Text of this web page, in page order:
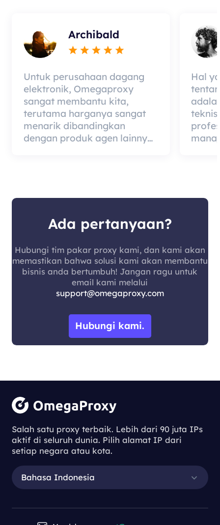
Archibald
Untuk perusahaan dagang
elektronik, Omegaproxy
sangat membantu kita,
terutama harganya sangat
menarik dibandingkan
dengan produk agen lainnya,
Hal
Ada pertanyaan?
Hubungi tim pakar proxy kami, dan kami akan
memastikan bahwa solusi kami akan membantu
bisnis anda bertumbuh! Jangan ragu untuk
email kami melalui
support@omegaproxy.com
Hubungi kami.
Salah satu proxy terbaik. Lebih dari 90 juta IPs
aktif di seluruh dunia. Pilih alamat IP dari
setiap negara atau kota.
Bahasa Indonesia